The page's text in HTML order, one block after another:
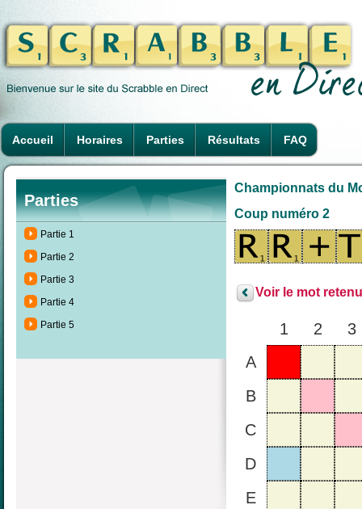
Accueil Horaires Parties Résultats FAQ
Parties
Partie 1
Partie 2
Partie 3
Partie 4
Partie 5
Championnats du
Coup numéro 2
Voir le mot
1 2
3
A
B
C
D
E